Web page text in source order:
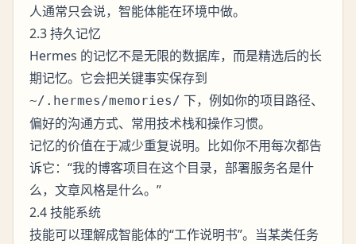
人通常只会说，智能体能在环境中做。
2.3 持久记忆
Hermes 的记忆不是无限的数据库，而是精选后的长
期记忆。它会把关键事实保存到
~/.hermes/memories/ 下，例如你的项目路径、
偏好的沟通方式、常用技术栈和操作习惯。
记忆的价值在于减少重复说明。比如你不用每次都告
诉它：“我的博客项目在这个目录，部署服务名是什
么，文章风格是什么。”
2.4 技能系统
技能可以理解成智能体的“工作说明书”。当某类任务